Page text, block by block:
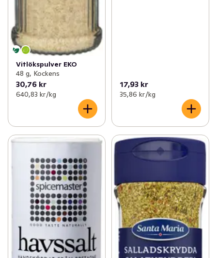
Vitlökspulver EKO
48 g, Kockens
30,76 kr
640,83 kr /kg
17,93 kr
35,86 kr /kg